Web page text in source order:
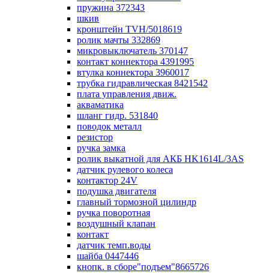
пружина 372343
шкив
кронштейн TVH/5018619
ролик мачты 332869
микровыключатель 370147
контакт коннектора 4391995
втулка коннектора 3960017
трубка гидравлическая 8421542
плата управления движ.
акваматика
шланг гидр. 531840
поводок металл
резистор
ручка замка
ролик выкатной для АКБ HK1614L/3AS
датчик рулевого колеса
контактор 24V
подушка двигателя
главный тормозной цилиндр
ручка поворотная
воздушный клапан
контакт
датчик темп.воды
шайба 0447446
кнопк. в сборе"подъем"8665726